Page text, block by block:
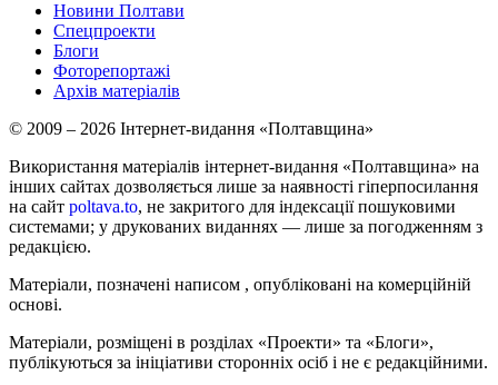
Новини Полтави
Спецпроекти
Блоги
Фоторепортажі
Архів матеріалів
© 2009 – 2026 Інтернет-видання «Полтавщина»
Використання матеріалів інтернет-видання «Полтавщина» на
інших сайтах дозволяється лише за наявності гіперпосилання
на сайт poltava.to, не закритого для індексації пошуковими
системами; у друкованих виданнях — лише за погодженням з
редакцією.
Матеріали, позначені написом , опубліковані на комерційній
основі.
Матеріали, розміщені в розділах «Проекти» та «Блоги»,
публікуються за ініціативи сторонніх осіб і не є редакційними.